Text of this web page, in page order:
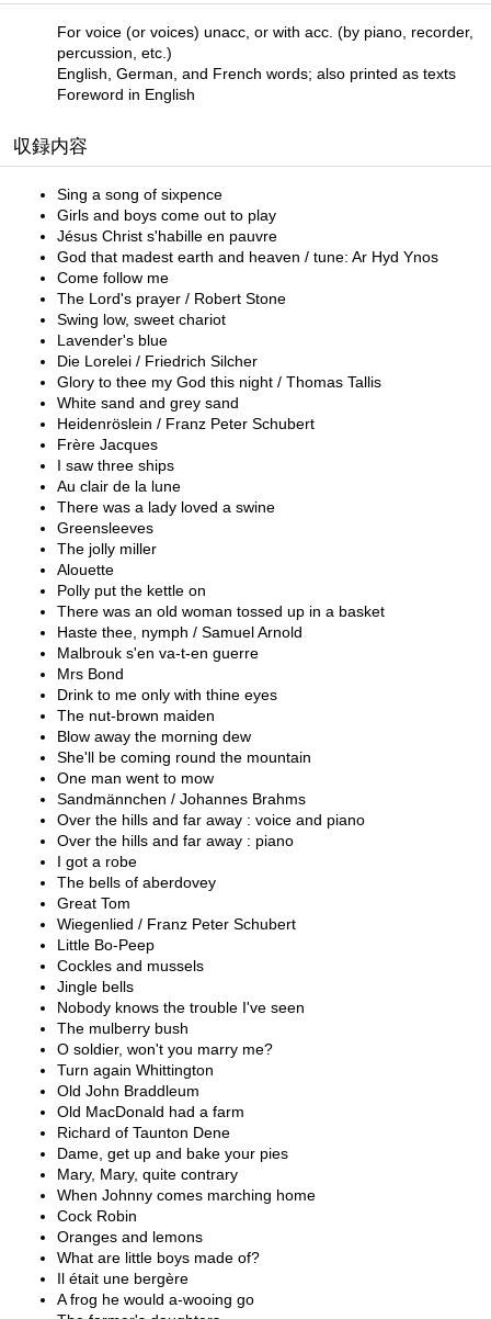
For voice (or voices) unacc, or with acc. (by piano, recorder,
percussion, etc.)
English, German, and French words; also printed as texts
Foreword in English
収録内容
Sing a song of sixpence
Girls and boys come out to play
Jésus Christ s'habille en pauvre
God that madest earth and heaven / tune: Ar Hyd Ynos
Come follow me
The Lord's prayer / Robert Stone
Swing low, sweet chariot
Lavender's blue
Die Lorelei / Friedrich Silcher
Glory to thee my God this night / Thomas Tallis
White sand and grey sand
Heidenröslein / Franz Peter Schubert
Frère Jacques
I saw three ships
Au clair de la lune
There was a lady loved a swine
Greensleeves
The jolly miller
Alouette
Polly put the kettle on
There was an old woman tossed up in a basket
Haste thee, nymph / Samuel Arnold
Malbrouk s'en va-t-en guerre
Mrs Bond
Drink to me only with thine eyes
The nut-brown maiden
Blow away the morning dew
She'll be coming round the mountain
One man went to mow
Sandmännchen / Johannes Brahms
Over the hills and far away : voice and piano
Over the hills and far away : piano
I got a robe
The bells of aberdovey
Great Tom
Wiegenlied / Franz Peter Schubert
Little Bo-Peep
Cockles and mussels
Jingle bells
Nobody knows the trouble I've seen
The mulberry bush
O soldier, won't you marry me?
Turn again Whittington
Old John Braddleum
Old MacDonald had a farm
Richard of Taunton Dene
Dame, get up and bake your pies
Mary, Mary, quite contrary
When Johnny comes marching home
Cock Robin
Oranges and lemons
What are little boys made of?
Il était une bergère
A frog he would a-wooing go